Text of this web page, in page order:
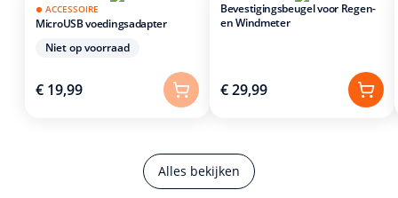
Alles bekijken
ACCESSOIRE
MicroUSB voedingsadapter
Niet op voorraad
€ 19,99
Bevestigingsbeugel voor Regen-
en Windmeter
€ 29,99